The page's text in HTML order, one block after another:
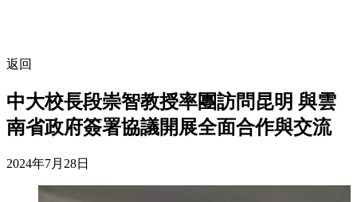
返回
中大校長段崇智教授率團訪問昆明 與雲
南省政府簽署協議開展全面合作與交流
2024年7月28日